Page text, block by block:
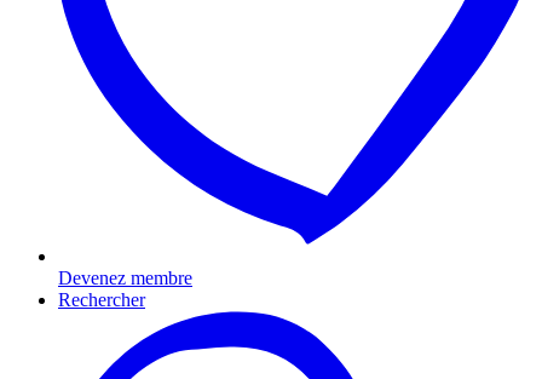
Devenez membre
Rechercher